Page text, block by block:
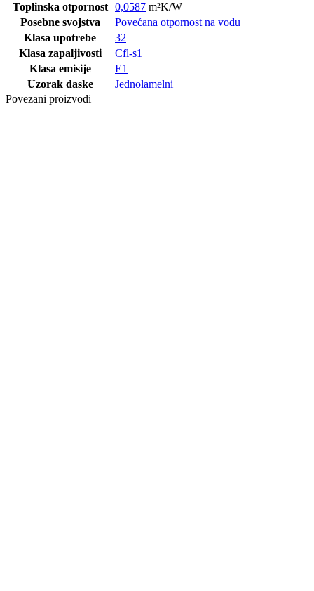
Toplinska otpornost
0,0587 m²K/W
Posebne svojstva
Povećana otpornost na vodu
Klasa upotrebe
32
Klasa zapaljivosti
Cfl-s1
Klasa emisije
E1
Uzorak daske
Jednolamelni
Povezani proizvodi